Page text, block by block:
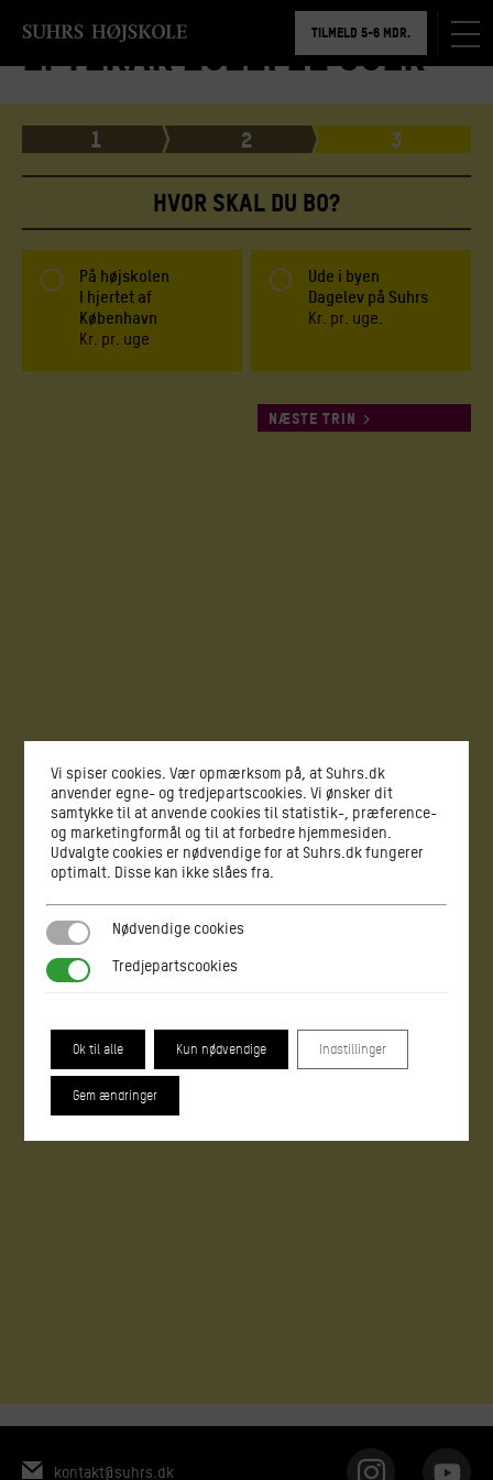
TILMELD 5-6 MDR.
Efterår 2022: 12 uger
1 2 3
HVOR SKAL DU BO?
På højskolen
I hjertet af
København
Kr. pr. uge
Ude i byen
Dagelev på Suhrs
Kr. pr. uge.
NÆSTE TRIN
kontakt@suhrs.dk
Vi spiser cookies. Vær opmærksom på, at Suhrs.dk
anvender egne- og tredjepartscookies. Vi ønsker dit
samtykke til at anvende cookies til statistik-, præference-
og marketingformål og til at forbedre hjemmesiden.
Udvalgte cookies er nødvendige for at Suhrs.dk fungerer
optimalt. Disse kan ikke slåes fra.
Nødvendige cookies
Nødvendige cookies
Tredjepartscookies
Tredjepartscookies
Ok til alle Kun nødvendige Indstillinger
Gem ændringer